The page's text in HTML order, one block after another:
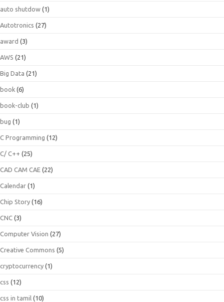
auto shutdow (1)
Autotronics (27)
award (3)
AWS (21)
Big Data (21)
book (6)
book-club (1)
bug (1)
C Programming (12)
C/ C++ (25)
CAD CAM CAE (22)
Calendar (1)
Chip Story (16)
CNC (3)
Computer Vision (27)
Creative Commons (5)
cryptocurrency (1)
css (12)
css in tamil (10)